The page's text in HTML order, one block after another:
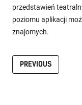
przedstawień
poziomu aplikacji
znajomych.
PREVIOUS